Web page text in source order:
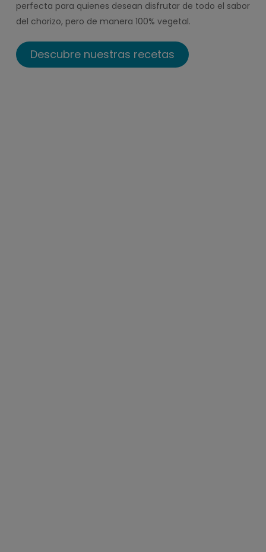
perfecta para quienes desean disfrutar de todo el sabor
del chorizo, pero de manera 100% vegetal.
Descubre nuestras recetas